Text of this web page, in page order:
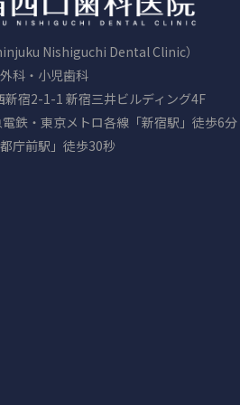
Nishiguchi Dental Clinic）
科・小児歯科
宿2-1-1 新宿三井ビルディング4F
鉄・東京メトロ各線「新宿駅」徒歩6分
庁前駅」徒歩30秒